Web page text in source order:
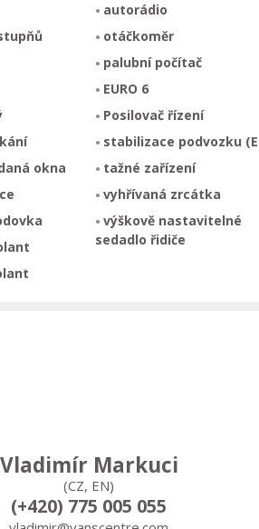
okna
autorádio
otáčkoměr
palubní počítač
EURO 6
Posilovač řízení
stabilizace podvozku
tažné zařízení
vyhřívaná zrcátka
výškově nastavitelné
sedadlo řidiče
Vladimír Markuci
(CZ, EN)
(+420) 775 005 055